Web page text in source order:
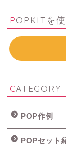
POPKITを
CATEGORY
POP作例
POPセット